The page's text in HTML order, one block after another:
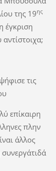
της 19ης
έγκριση
τις
επίκαιρη
πλην
άλλος